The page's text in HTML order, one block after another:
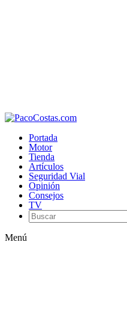
Portada
Motor
Tienda
Artículos
Seguridad Vial
Opinión
Consejos
TV
Menú